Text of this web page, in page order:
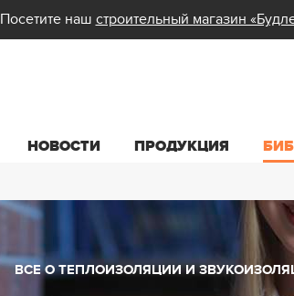
Посетите наш строительный магазин
НОВОСТИ ПРОДУКЦИЯ
ВСЕ О ТЕПЛОИЗОЛЯЦИИ И